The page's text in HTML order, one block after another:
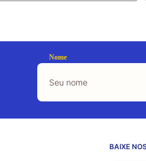
Nome
BAIXE